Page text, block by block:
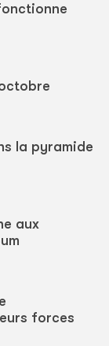
la pyramide
aux
forces